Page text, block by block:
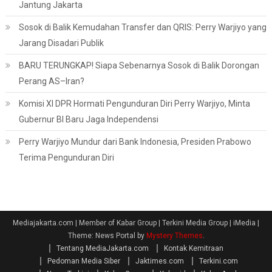
Jantung Jakarta
Sosok di Balik Kemudahan Transfer dan QRIS: Perry Warjiyo yang
Jarang Disadari Publik
BARU TERUNGKAP! Siapa Sebenarnya Sosok di Balik Dorongan
Perang AS–Iran?
Komisi XI DPR Hormati Pengunduran Diri Perry Warjiyo, Minta
Gubernur BI Baru Jaga Independensi
Perry Warjiyo Mundur dari Bank Indonesia, Presiden Prabowo
Terima Pengunduran Diri
Mediajakarta.com | Member of Kabar Group | Terkini Media Group | iMedia
Theme: News Portal by Mystery Themes.
Tentang MediaJakarta.com
Kontak Kemitraan
Pedoman Media Siber
Jaktimes.com
Terkini.com